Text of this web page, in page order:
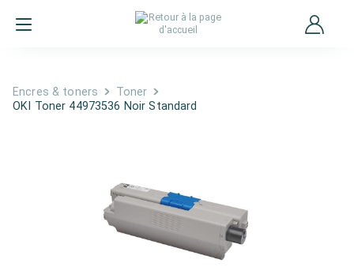
Encres & toners
Toner
OKI Toner 44973536 Noir Standard